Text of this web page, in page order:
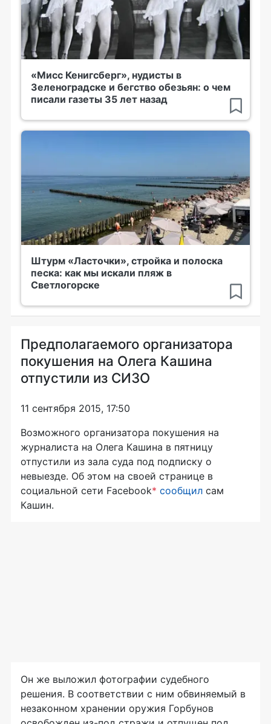
«Мисс Кенигсберг», нудисты в
Зеленоградске и бегство обезьян: о чем
писали газеты 35 лет назад
Штурм «Ласточки», стройка и полоска
песка: как мы искали пляж в
Светлогорске
Предполагаемого организатора
покушения на Олега Кашина
отпустили из СИЗО
11 сентября 2015, 17:50
Возможного организатора покушения на
журналиста на Олега Кашина в пятницу
отпустили из зала суда под подписку о
невыезде. Об этом на своей странице в
социальной сети Facebook* сообщил сам
Кашин.
Он же выложил фотографии судебного
решения. В соответствии с ним обвиняемый в
незаконном хранении оружия Горбунов